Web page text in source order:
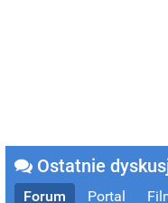
Ostatnie
Forum Portal